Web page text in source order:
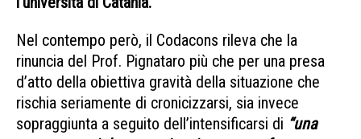
Nel contempo però, il Codacons rileva che la
rinuncia del Prof. Pignataro più che per una presa
d’atto della obiettiva gravità della situazione che
rischia seriamente di cronicizzarsi, sia invece
sopraggiunta a seguito dell’intensificarsi di “una